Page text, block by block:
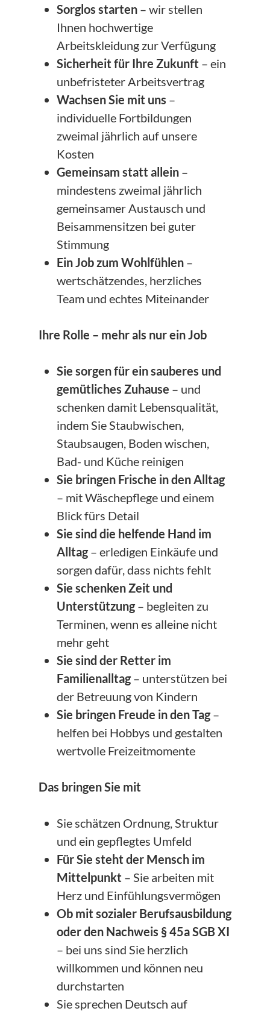
Sorglos starten – wir stellen
Ihnen hochwertige
Arbeitskleidung zur Verfügung
Sicherheit für Ihre Zukunft – ein
unbefristeter Arbeitsvertrag
Wachsen Sie mit uns –
individuelle Fortbildungen
zweimal jährlich auf unsere
Kosten
Gemeinsam statt allein –
mindestens zweimal jährlich
gemeinsamer Austausch und
Beisammensitzen bei guter
Stimmung
Ein Job zum Wohlfühlen –
wertschätzendes, herzliches
Team und echtes Miteinander
Ihre Rolle – mehr als nur ein Job
Sie sorgen für ein sauberes und
gemütliches Zuhause – und
schenken damit Lebensqualität,
indem Sie Staubwischen,
Staubsaugen, Boden wischen,
Bad- und Küche reinigen
Sie bringen Frische in den Alltag
– mit Wäschepflege und einem
Blick fürs Detail
Sie sind die helfende Hand im
Alltag– erledigen Einkäufe und
sorgen dafür, dass nichts fehlt
Sie schenken Zeit und
Unterstützung– begleiten zu
Terminen, wenn es alleine nicht
mehr geht
Sie sind der Retter im
Familienalltag– unterstützen bei
der Betreuung von Kindern
Sie bringen Freude in den Tag–
helfen bei Hobbys und gestalten
wertvolle Freizeitmomente
Das bringen Sie mit
Sie schätzen Ordnung, Struktur
und ein gepflegtes Umfeld
Für Sie steht der Mensch im
Mittelpunkt – Sie arbeiten mit
Herz und Einfühlungsvermögen
Ob mit sozialer Berufsausbildung
oderden Nachweis § 45a SGB XI
– bei uns sind Sie herzlich
willkommen und können neu
durchstarten
Sie sprechen Deutsch auf